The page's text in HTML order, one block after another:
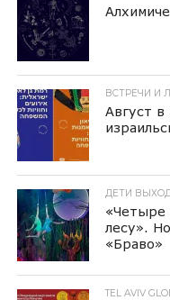
ВСТРЕЧИ И
Август в
ДЕТИ
«Четыре
лесу».
«Браво»
TEL AVIV